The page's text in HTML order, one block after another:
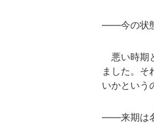
――今の状
悪い時期
ました。そ
いかという
――来期は名